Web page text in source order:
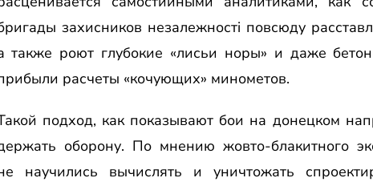
захисников незалежностi повсюду
также роют глубокие «лисьи норы» и даже
расчеты «кочующих» минометов.
подход, как показывают бои на донецком
оборону. По мнению жовто-блакитного
научились вычислять и уничтожать